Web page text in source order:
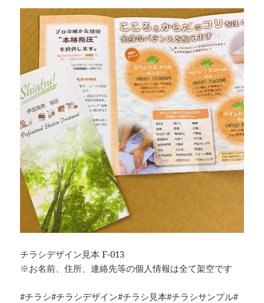
チラシデザイン見本 F-013
※お名前、住所、連絡先等の個人情報は全て架空です
#チラシ#チラシデザイン#チラシ見本#チラシサンプル#